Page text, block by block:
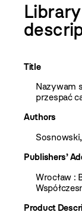
Title
Nazywam
przespać
Authors
Publishers’
Wrocław :
Product